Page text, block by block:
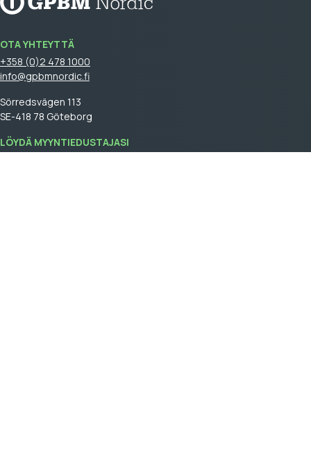
OTA YHTEYTTÄ
+358 (0)2 478 1000
info@gpbmnordic.fi
Sörredsvägen 113
SE-418 78 Göteborg
LÖYDÄ MYYNTIEDUSTAJASI